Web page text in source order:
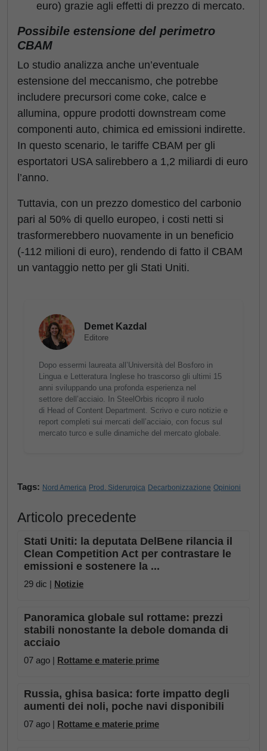
euro) grazie agli effetti di prezzo di mercato.
Possibile estensione del perimetro
CBAM
Lo studio analizza anche un’eventuale
estensione del meccanismo, che potrebbe
includere precursori come coke, calce e
allumina, oppure prodotti downstream come
componenti auto, chimica ed emissioni indirette.
In questo scenario, le tariffe CBAM per gli
esportatori USA salirebbero a 1,2 miliardi di euro
l’anno.
Tuttavia, con un prezzo domestico del carbonio
pari al 50% di quello europeo, i costi netti si
trasformerebbero nuovamente in un beneficio
(-112 milioni di euro), rendendo di fatto il CBAM
un vantaggio netto per gli Stati Uniti.
Demet Kazdal
Editore
Dopo essermi laureata all’Università del Bosforo in
Lingua e Letteratura Inglese ho trascorso gli ultimi 15
anni sviluppando una profonda esperienza nel
settore dell’acciaio. In SteelOrbis ricopro il ruolo
di Head of Content Department. Scrivo e curo notizie e
report completi sui mercati dell’acciaio, con focus sul
mercato turco e sulle dinamiche del mercato globale.
Tags: Nord America Prod. Siderurgica Decarbonizzazione Opinioni
Articolo precedente
Stati Uniti: la deputata DelBene rilancia il
Clean Competition Act per contrastare le
emissioni e sostenere la ...
29 dic | Notizie
Panoramica globale sul rottame: prezzi
stabili nonostante la debole domanda di
acciaio
07 ago | Rottame e materie prime
Russia, ghisa basica: forte impatto degli
aumenti dei noli, poche navi disponibili
07 ago | Rottame e materie prime